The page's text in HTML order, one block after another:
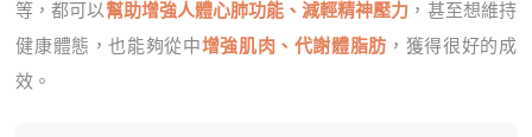
等，都可以幫助增強人體心肺功能、減輕精神壓力 ，甚至想維持
健康體態，也能夠從中增強肌肉、代謝體脂肪 ，獲得很好的成
效。